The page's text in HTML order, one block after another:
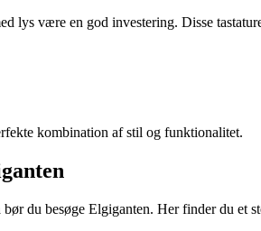
lys være en god investering. Disse
kombination af stil og funktionalitet.
du besøge Elgiganten. Her finder du et